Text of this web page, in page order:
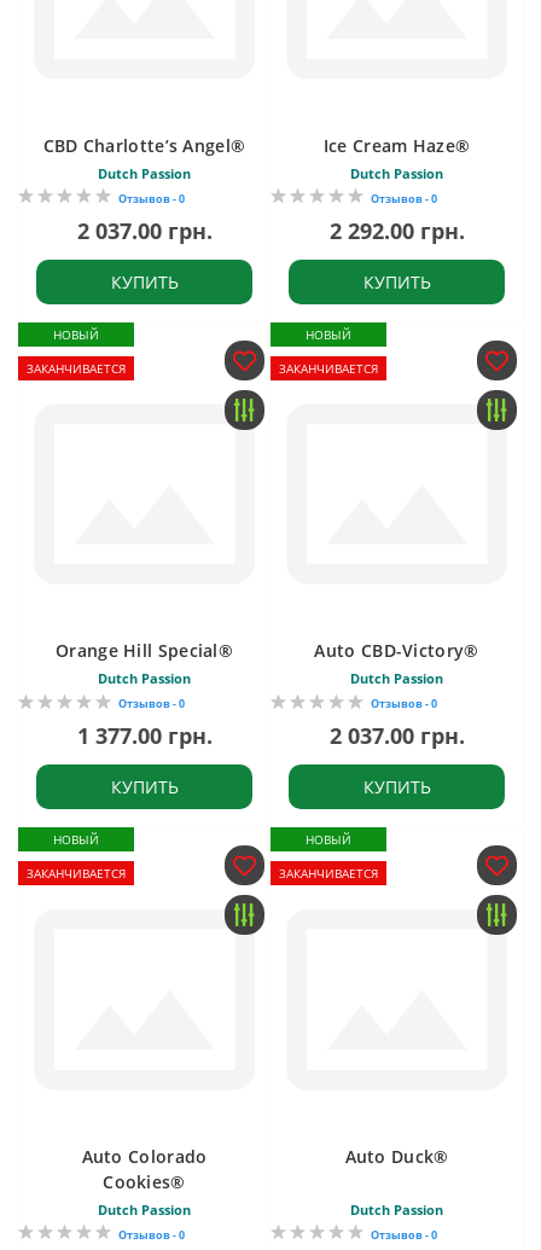
CBD Charlotte’s Angel®
Dutch Passion
Отзывов - 0
2 037.00 грн.
КУПИТЬ
Ice Cream Haze®
Dutch Passion
Отзывов - 0
2 292.00 грн.
КУПИТЬ
НОВЫЙ
ЗАКАНЧИВАЕТСЯ
Orange Hill Special®
Dutch Passion
Отзывов - 0
1 377.00 грн.
КУПИТЬ
НОВЫЙ
ЗАКАНЧИВАЕТСЯ
Auto CBD-Victory®
Dutch Passion
Отзывов - 0
2 037.00 грн.
КУПИТЬ
НОВЫЙ
ЗАКАНЧИВАЕТСЯ
Auto Colorado
Cookies®
Dutch Passion
Отзывов - 0
НОВЫЙ
ЗАКАНЧИВАЕТСЯ
Auto Duck®
Dutch Passion
Отзывов - 0